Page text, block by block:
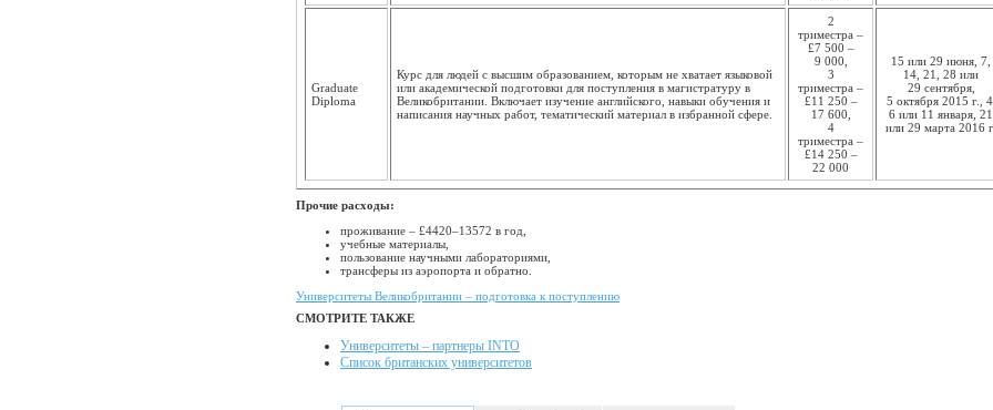
Graduate
Diploma
Курс для людей с высшим образованием, которым не хватает языковой
или академической подготовки для поступления в магистратуру в
Великобритании. Включает изучение английского, навыки обучения и
написания научных работ, тематический материал в избранной сфере.
2
триместра –
£7 500 –
9 000,
3
триместра –
£11 250 –
17 600,
4
триместра –
£14 250 –
22 000
15 или 29 июня, 7,
14, 21, 28 или
29 сентября,
5 октября 2015 г., 4,
6 или 11 января, 21
или 29 марта 2016 г.
Прочие расходы:
проживание – £4420–13572 в год,
учебные материалы,
пользование научными лабораториями,
трансферы из аэропорта и обратно.
Университеты Великобритании – подготовка к поступлению
СМОТРИТЕ ТАКЖЕ
Университеты – партнеры INTO
Список британских университетов